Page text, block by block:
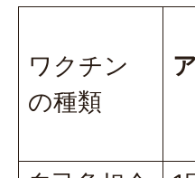
ワクチン
の種類
ア